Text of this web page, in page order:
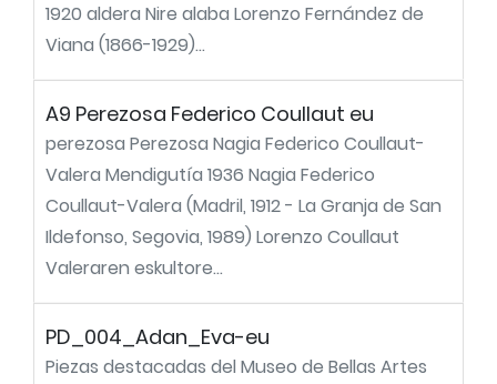
1920 aldera Nire alaba Lorenzo Fernández de
Viana (1866-1929)...
A9 Perezosa Federico Coullaut eu
perezosa Perezosa Nagia Federico Coullaut-
Valera Mendigutía 1936 Nagia Federico
Coullaut-Valera (Madril, 1912 - La Granja de San
Ildefonso, Segovia, 1989) Lorenzo Coullaut
Valeraren eskultore...
PD_004_Adan_Eva-eu
Piezas destacadas del Museo de Bellas Artes